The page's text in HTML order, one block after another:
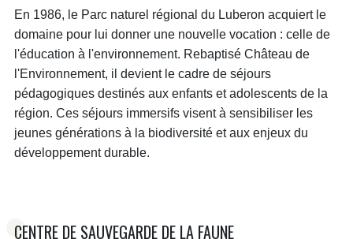
En 1986, le Parc naturel régional du Luberon acquiert le
domaine pour lui donner une nouvelle vocation : celle de
l'éducation à l'environnement. Rebaptisé Château de
l'Environnement, il devient le cadre de séjours
pédagogiques destinés aux enfants et adolescents de la
région. Ces séjours immersifs visent à sensibiliser les
jeunes générations à la biodiversité et aux enjeux du
développement durable.
CENTRE DE SAUVEGARDE DE LA FAUNE